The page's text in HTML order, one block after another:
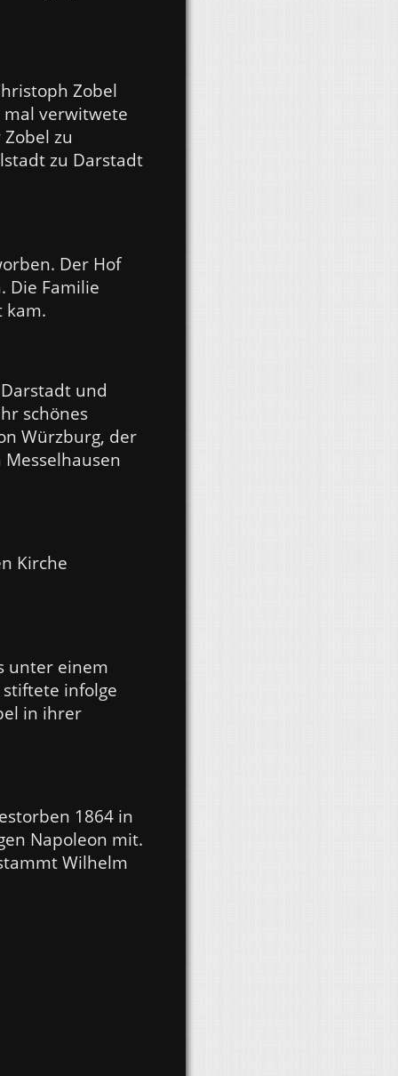
Zobel
mal verwitwete
zu
zu Darstadt
Der Hof
Die Familie
kam.
und
schönes
Würzburg, der
Kirche
unter einem
infolge
in ihrer
1864 in
Napoleon mit.
Wilhelm